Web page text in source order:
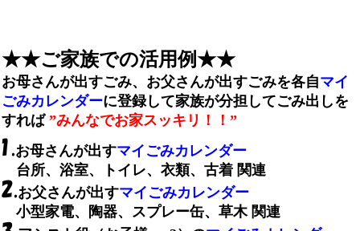
★★ご家族での活用例★★
お母さんが出すごみ、お父さんが出すごみを各自マイ
ごみカレンダーに登録して家族が分担してごみ出しを
すれば”みんなでお家スッキリ！！”
お母さんが出すマイごみカレンダー
台所、浴室、トイレ、衣類、古着 関連
お父さんが出すマイごみカレンダー
小型家電、陶器、スプレー缶、草木 関連